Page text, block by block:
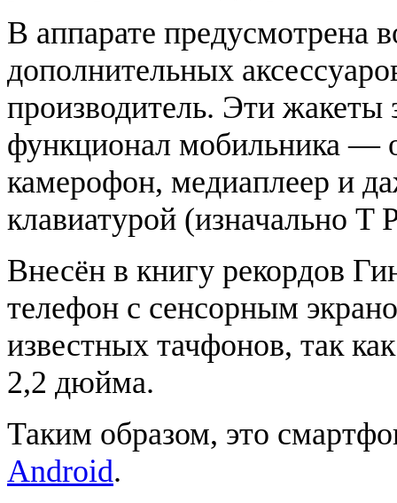
В аппарате предусмотрена
дополнительных
производитель. Эти
функционал мобильника —
камерофон, медиаплеер и
клавиатурой (изначально
Внесён в книгу рекордов
телефон с сенсорным
известных тачфонов, так
2,2 дюйма.
Таким образом, это
Android.